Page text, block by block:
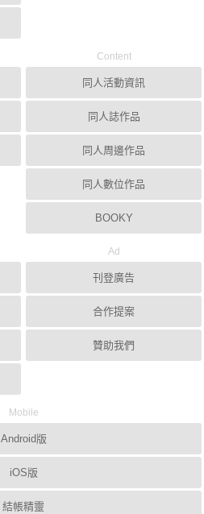
Content
同人活動資訊
同人誌作品
同人周邊作品
同人數位作品
BOOKY
Ad
刊登廣告
合作提案
贊助我們
Mobile
Android版
iOS版
結帳精靈